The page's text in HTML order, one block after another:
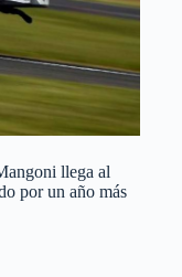
llega al
por un año más